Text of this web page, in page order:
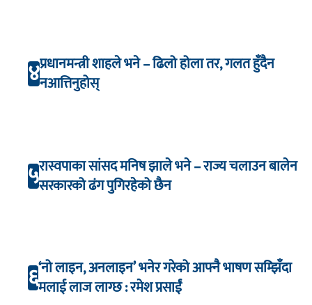
४प्रधानमन्त्री शाहले भने – ढिलो होला तर, गलत हुँदैन
नआत्तिनुहोस्
५रास्वपाका सांसद मनिष झाले भने – राज्य चलाउन बालेन
सरकारको ढंग पुगिरहेको छैन
६‘नो लाइन, अनलाइन’ भनेर गरेको आफ्नै भाषण सम्झिँदा
मलाई लाज लाग्छ : रमेश प्रसाईं